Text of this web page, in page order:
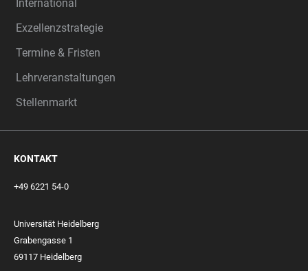
International
Exzellenzstrategie
Termine & Fristen
Lehrveranstaltungen
Stellenmarkt
KONTAKT
+49 6221 54-0
Universität Heidelberg
Grabengasse 1
69117 Heidelberg